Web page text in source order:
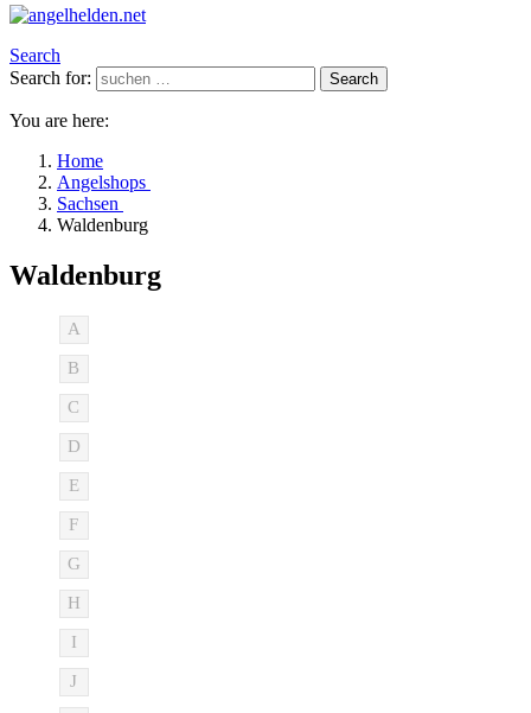
Search
Search for:
Search
You are here:
Home
Angelshops
Sachsen
Waldenburg
Waldenburg
A
B
C
D
E
F
G
H
I
J